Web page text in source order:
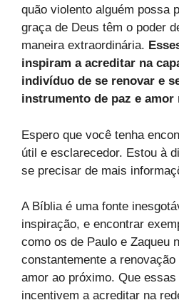
quão violento alguém possa
graça de Deus têm o poder
maneira extraordinária.
inspiram a acreditar na
indivíduo de se renovar e
instrumento de paz e amor
Espero que você tenha
útil e esclarecedor. Estou à
se precisar de mais
A Bíblia é uma fonte
inspiração, e encontrar
como os de Paulo e Zaqueu
constantemente a
amor ao próximo. Que
incentivem a acreditar na